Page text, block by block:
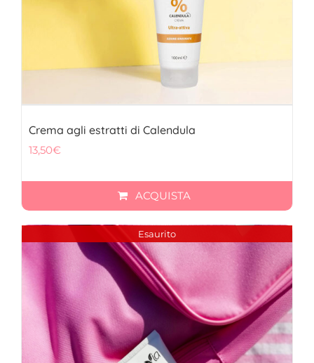
Crema agli estratti di Calendula
13,50€
ACQUISTA
Esaurito